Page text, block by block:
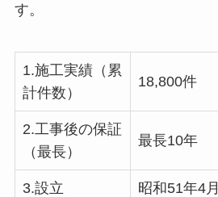
す。
1.施工実績（累
計件数）
18,800件
2.工事後の保証
（最長）
最長10年
3.設立 昭和51年4月